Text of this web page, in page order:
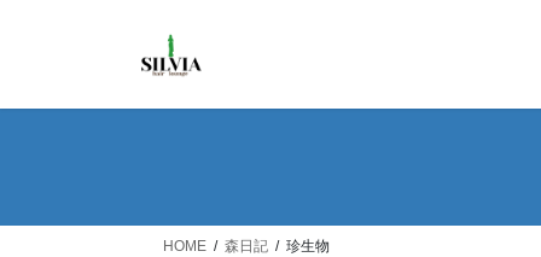
HOME 森日記 珍生物